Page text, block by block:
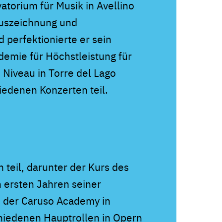
für Musik in Avellino
und
perfektionierte er sein
für Höchstleistung für
in Torre del Lago
Konzerten teil.
teil, darunter der Kurs des
ersten Jahren seiner
Caruso Academy in
Hauptrollen in Opern